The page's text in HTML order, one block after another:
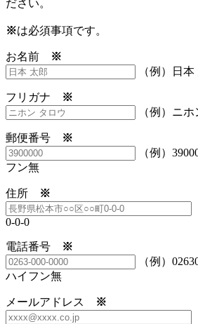
ださい。
※は必須事項です。
お名前
※
（例）日本
フリガナ
※
（例）ニホ
郵便番号
※
（例）
フン無
住所
※
0-0-0
電話番号
※
（例）
ハイフン無
メールアドレス
※